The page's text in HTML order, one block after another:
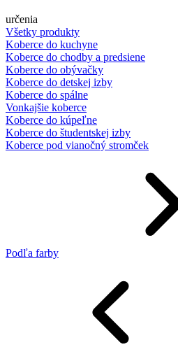
určenia
Všetky produkty
Koberce do kuchyne
Koberce do chodby a predsiene
Koberce do obývačky
Koberce do detskej izby
Koberce do spálne
Vonkajšie koberce
Koberce do kúpeľne
Koberce do študentskej izby
Koberce pod vianočný stromček
Podľa farby